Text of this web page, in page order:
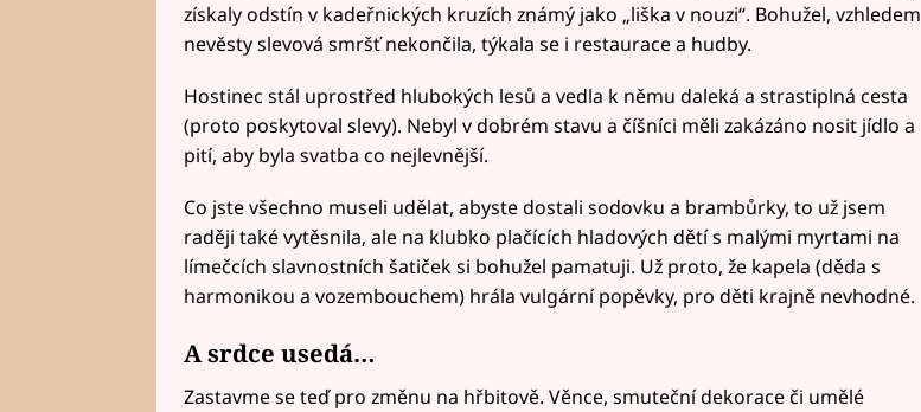
získaly odstín v kadeřnických kruzích známý jako „liška v nouzi“. Bohužel, vzhledem
nevěsty slevová smršť nekončila, týkala se i restaurace a hudby.
Hostinec stál uprostřed hlubokých lesů a vedla k němu daleká a strastiplná cesta
(proto poskytoval slevy). Nebyl v dobrém stavu a číšníci měli zakázáno nosit jídlo a
pití, aby byla svatba co nejlevnější.
Co jste všechno museli udělat, abyste dostali sodovku a brambůrky, to už jsem
raději také vytěsnila, ale na klubko plačících hladových dětí s malými myrtami na
límečcích slavnostních šatiček si bohužel pamatuji. Už proto, že kapela (děda s
harmonikou a vozembouchem) hrála vulgární popěvky, pro děti krajně nevhodné.
A srdce usedá…
Zastavme se teď pro změnu na hřbitově. Věnce, smuteční dekorace či umělé